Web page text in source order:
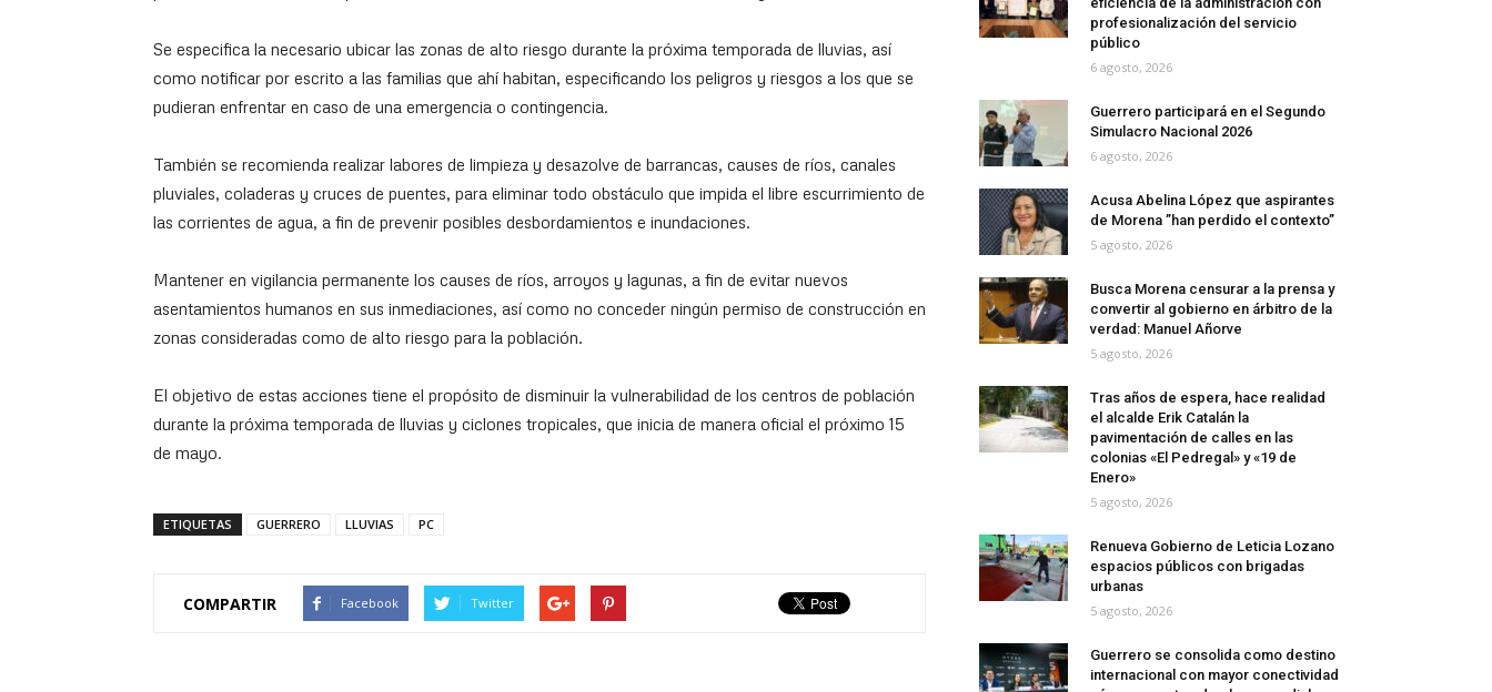
Se especifica la necesario ubicar las zonas de alto riesgo durante la próxima temporada de lluvias, así
como notificar por escrito a las familias que ahí habitan, especificando los peligros y riesgos a los que se
pudieran enfrentar en caso de una emergencia o contingencia.
También se recomienda realizar labores de limpieza y desazolve de barrancas, causes de ríos, canales
pluviales, coladeras y cruces de puentes, para eliminar todo obstáculo que impida el libre escurrimiento de
las corrientes de agua, a fin de prevenir posibles desbordamientos e inundaciones.
Mantener en vigilancia permanente los causes de ríos, arroyos y lagunas, a fin de evitar nuevos
asentamientos humanos en sus inmediaciones, así como no conceder ningún permiso de construcción en
zonas consideradas como de alto riesgo para la población.
El objetivo de estas acciones tiene el propósito de disminuir la vulnerabilidad de los centros de población
durante la próxima temporada de lluvias y ciclones tropicales, que inicia de manera oficial el próximo 15
de mayo.
ETIQUETAS GUERRERO LLUVIAS PC
COMPARTIR Facebook Twitter
profesionalización del servicio
público
6 agosto, 2026
Guerrero participará en el Segundo
Simulacro Nacional 2026
6 agosto, 2026
Acusa Abelina López que aspirantes
de Morena ”han perdido el contexto”
5 agosto, 2026
Busca Morena censurar a la prensa y
convertir al gobierno en árbitro de la
verdad: Manuel Añorve
5 agosto, 2026
Tras años de espera, hace realidad
el alcalde Erik Catalán la
pavimentación de calles en las
colonias «El Pedregal» y «19 de
Enero»
5 agosto, 2026
Renueva Gobierno de Leticia Lozano
espacios públicos con brigadas
urbanas
5 agosto, 2026
Guerrero se consolida como destino
internacional con mayor conectividad